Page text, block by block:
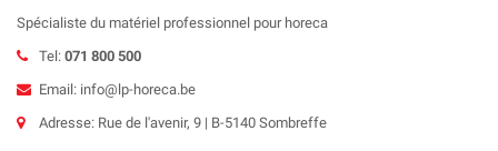
Spécialiste du matériel professionnel pour horeca
Tel: 071 800 500
Email: info@lp-horeca.be
Adresse: Rue de l'avenir, 9 | B-5140 Sombreffe